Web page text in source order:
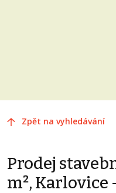
Zpět na vyhledávání
Prodej
m², Karlovice